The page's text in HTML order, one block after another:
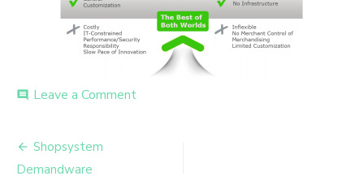
comment Leave a Commenton
Beitrags-
Navigation
Shopsystem
Demandware